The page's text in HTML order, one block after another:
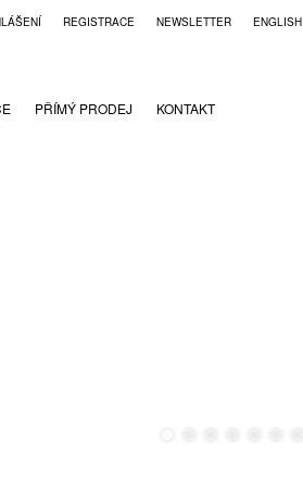
REGISTRACE NEWSLETTER ENGLISH
PŘÍMÝ PRODEJ KONTAKT